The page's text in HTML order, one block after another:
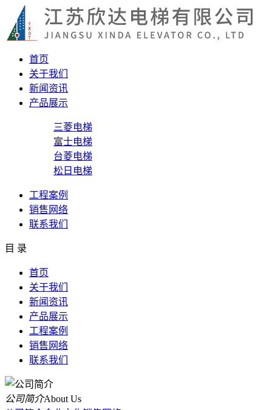
首页
关于我们
新闻资讯
产品展示
三菱电梯
富士电梯
台菱电梯
松日电梯
工程案例
销售网络
联系我们
目 录
首页
关于我们
新闻资讯
产品展示
工程案例
销售网络
联系我们
公司简介About Us